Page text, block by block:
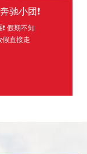
驰小团❗
假期不知
假直接走